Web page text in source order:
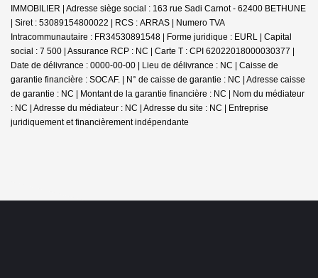
IMMOBILIER | Adresse siège social : 163 rue Sadi Carnot - 62400 BETHUNE
| Siret : 53089154800022 | RCS : ARRAS | Numero TVA
Intracommunautaire : FR34530891548 | Forme juridique : EURL | Capital
social : 7 500 | Assurance RCP : NC | Carte T : CPI 62022018000030377 |
Date de délivrance : 0000-00-00 | Lieu de délivrance : NC | Caisse de
garantie financière : SOCAF. | N° de caisse de garantie : NC | Adresse caisse
de garantie : NC | Montant de la garantie financière : NC | Nom du médiateur
: NC | Adresse du médiateur : NC | Adresse du site : NC | Entreprise
juridiquement et financièrement indépendante